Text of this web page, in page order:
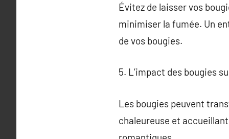
Évitez de laisser vos
minimiser la fumée. Un
de vos bougies.
5. L’impact des bougies
Les bougies peuvent
chaleureuse et